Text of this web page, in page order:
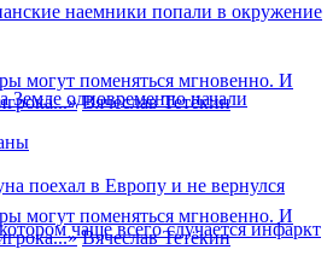
наемники попали в окружение
одновременно начали
поехал в Европу и не вернулся
чаще всего случается инфаркт
могут поменяться мгновенно. И
» Вячеслав Тетёкин
могут поменяться мгновенно. И
» Вячеслав Тетёкин